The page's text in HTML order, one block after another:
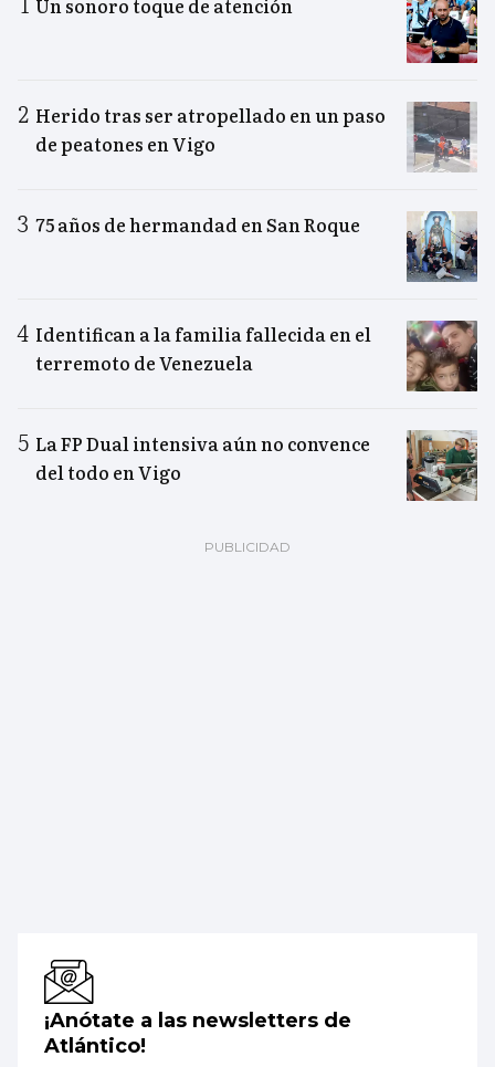
Un sonoro toque de atención
Herido tras ser atropellado en un paso
de peatones en Vigo
75 años de hermandad en San Roque
Identifican a la familia fallecida en el
terremoto de Venezuela
La FP Dual intensiva aún no convence
del todo en Vigo
¡Anótate a las newsletters de
Atlántico!